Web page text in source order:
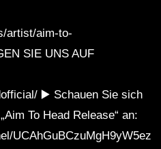
/ Bass House / Dark
/ Midtempo Mix
artist/aim-to-
SIE UNS AUF
▶️ Schauen Sie sich
To Head Release“ an: